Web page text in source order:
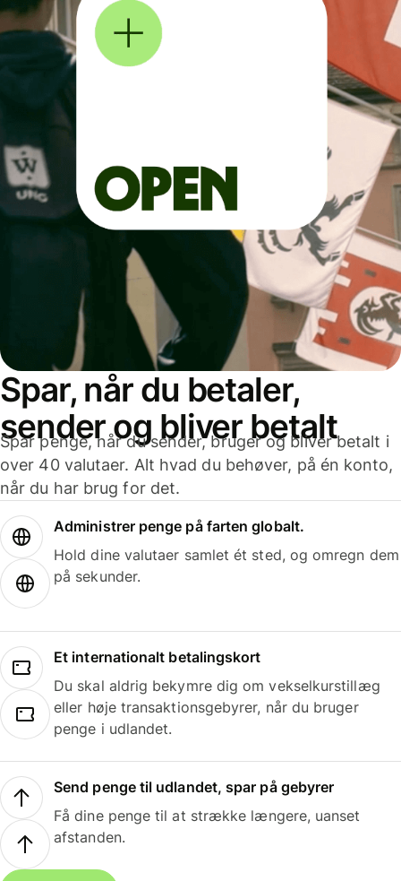
Spar, når du betaler,
sender og bliver betalt
Spar penge, når du sender, bruger og bliver betalt i
over 40 valutaer. Alt hvad du behøver, på én konto,
når du har brug for det.
Administrer penge på farten globalt.
Hold dine valutaer samlet ét sted, og omregn dem
på sekunder.
Et internationalt betalingskort
Du skal aldrig bekymre dig om vekselkurstillæg
eller høje transaktionsgebyrer, når du bruger
penge i udlandet.
Send penge til udlandet, spar på gebyrer
Få dine penge til at strække længere, uanset
afstanden.